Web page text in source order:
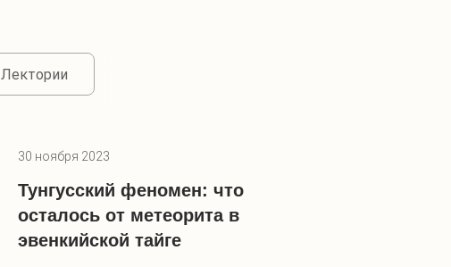
Лектории
30 ноября 2023
Тунгусский феномен: что
осталось от метеорита в
эвенкийской тайге